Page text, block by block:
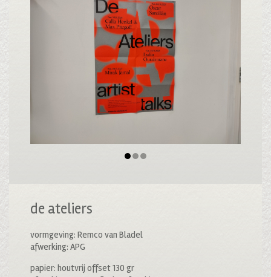
de ateliers
vormgeving: Remco van Bladel
afwerking: APG
papier: houtvrij offset 130 gr